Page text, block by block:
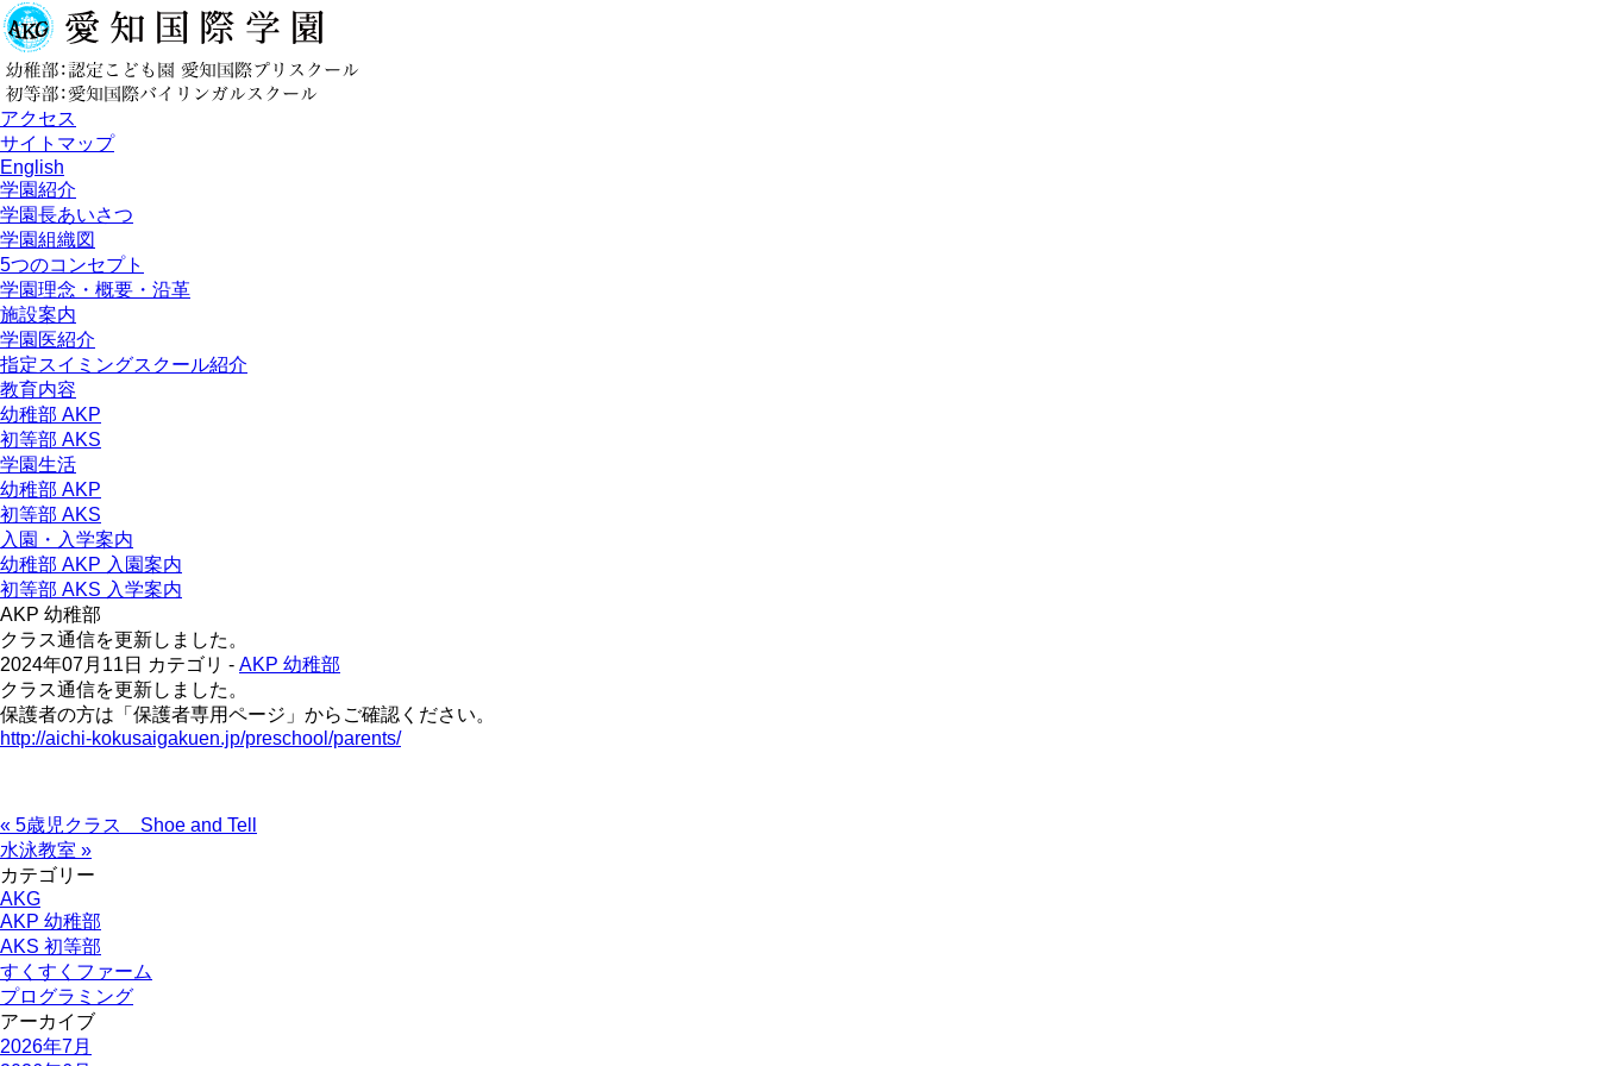
アクセス
サイトマップ
English
学園紹介
学園長あいさつ
学園組織図
5つのコンセプト
学園理念・概要・沿革
施設案内
学園医紹介
指定スイミングスクール紹介
教育内容
幼稚部 AKP
初等部 AKS
学園生活
幼稚部 AKP
初等部 AKS
入園・入学案内
幼稚部 AKP 入園案内
初等部 AKS 入学案内
AKP 幼稚部
クラス通信を更新しました。
2024年07月11日 カテゴリ - AKP 幼稚部
クラス通信を更新しました。
保護者の方は「保護者専用ページ」からご確認ください。
http://aichi-kokusaigakuen.jp/preschool/parents/
« 5歳児クラス Shoe and Tell
水泳教室 »
カテゴリー
AKG
AKP 幼稚部
AKS 初等部
すくすくファーム
プログラミング
アーカイブ
2026年7月